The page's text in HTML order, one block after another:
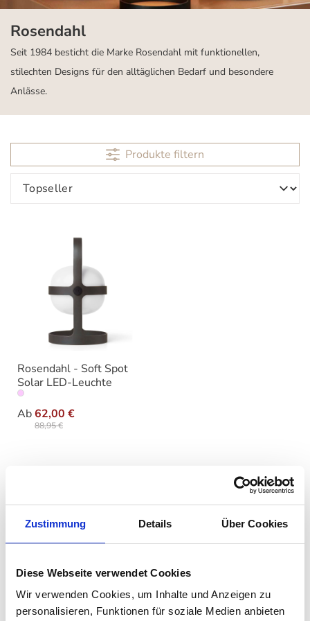
Zustimmung Details Über Cookies
Diese Webseite verwendet Cookies
Wir verwenden Cookies, um Inhalte und Anzeigen zu
personalisieren, Funktionen für soziale Medien anbieten
Rosendahl
Seit 1984 besticht die Marke Rosendahl mit funktionellen,
stilechten Designs für den alltäglichen Bedarf und besondere
Anlässe.
Produkte filtern
Rosendahl - Soft Spot
Solar LED-Leuchte
Ab62,00 €
88,95 €
Variante
Rosendahl – Dänisches Design mit
Funktionalität und Eleganz
Die Marke Rosendahl steht für zeitlose Eleganz und
funktionales Design. Mit einer Mischung aus
kreiert Rosendahl Produkte, die den Alltag bereichern und
stilvolle Akzente setzen. Besonders beliebt sind die
innovativen Lichtlösungen wie dieSoft Spot LED-